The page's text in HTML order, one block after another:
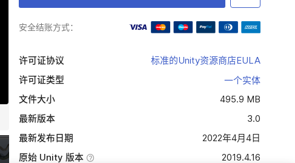
安全结账方式：
许可证协议
标准的Unity资源商店EULA
许可证类型
一个实体
文件大小
495.9 MB
最新版本
3.0
最新发布日期
2022年4月4日
原始 Unity 版本
2019.4.16